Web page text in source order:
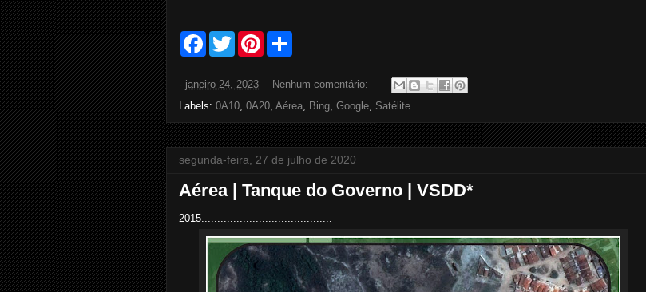
F
b
o
k
T
w
t
e
r
P
r
e
s
t
e
- janeiro 24, 2023
Nenhum comentário:
Labels: 0A10 0A20 Aérea Bing Google Satélite
segunda-feira, 27 de julho de 2020
Aérea | Tanque do Governo | VSDD*
2015.........................................